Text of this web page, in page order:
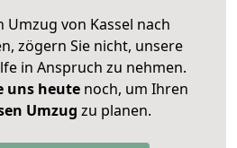
Umzug von Kassel nach
zögern Sie nicht, unsere
in Anspruch zu nehmen.
uns heutenoch, um Ihren
Umzug zu planen.